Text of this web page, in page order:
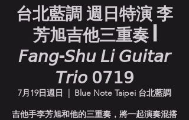
台北藍調 週日特演 李
芳旭吉他三重奏 |
𝘍𝘢𝘯𝘨-𝘚𝘩𝘶 𝘓𝘪 𝘎𝘶𝘪𝘵𝘢𝘳
𝘛𝘳𝘪𝘰 𝟢𝟩𝟣𝟫
7月19日週日
  |
Blue Note Taipei 台北藍調
吉他手李芳旭和他的三重奏，將一起演奏混搭